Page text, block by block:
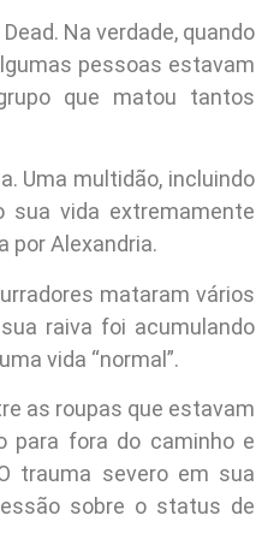
Na verdade, quando
pessoas estavam
que matou tantos
Uma multidão, incluindo
sua vida extremamente
por Alexandria.
mataram vários
raiva foi acumulando
vida “normal”.
as roupas que estavam
para fora do caminho e
trauma severo em sua
sobre o status de